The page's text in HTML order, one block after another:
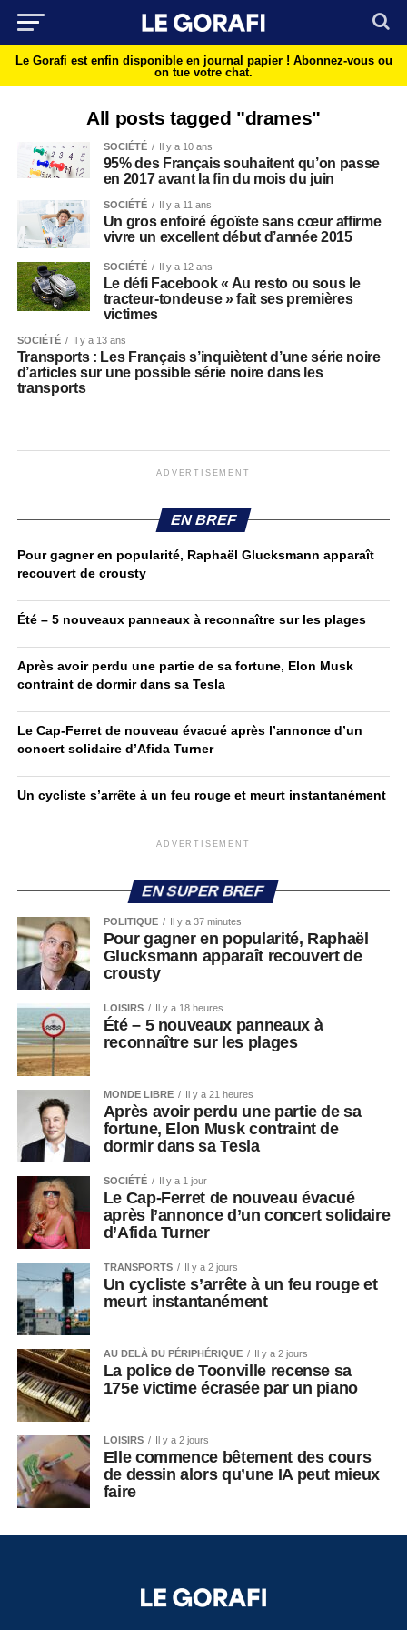
Le Gorafi est enfin disponible en journal papier ! Abonnez-vous ou
on tue votre chat.
All posts tagged "drames"
SOCIÉTÉ Il y a 10 ans
95% des Français souhaitent qu’on passe
en 2017 avant la fin du mois du juin
SOCIÉTÉ Il y a 11 ans
Un gros enfoiré égoïste sans cœur affirme
vivre un excellent début d’année 2015
SOCIÉTÉ Il y a 12 ans
Le défi Facebook « Au resto ou sous le
tracteur-tondeuse » fait ses premières
victimes
SOCIÉTÉ Il y a 13 ans
Transports : Les Français s’inquiètent d’une série noire
d’articles sur une possible série noire dans les
transports
ADVERTISEMENT
EN BREF
Pour gagner en popularité, Raphaël Glucksmann apparaît
recouvert de crousty
Été – 5 nouveaux panneaux à reconnaître sur les plages
Après avoir perdu une partie de sa fortune, Elon Musk
contraint de dormir dans sa Tesla
Le Cap-Ferret de nouveau évacué après l’annonce d’un
concert solidaire d’Afida Turner
Un cycliste s’arrête à un feu rouge et meurt instantanément
ADVERTISEMENT
EN SUPER BREF
POLITIQUE Il y a 37 minutes
Pour gagner en popularité, Raphaël
Glucksmann apparaît recouvert de
crousty
LOISIRS Il y a 18 heures
Été – 5 nouveaux panneaux à
reconnaître sur les plages
MONDE LIBRE Il y a 21 heures
Après avoir perdu une partie de sa
fortune, Elon Musk contraint de
dormir dans sa Tesla
SOCIÉTÉ Il y a 1 jour
Le Cap-Ferret de nouveau évacué
après l’annonce d’un concert solidaire
d’Afida Turner
TRANSPORTS Il y a 2 jours
Un cycliste s’arrête à un feu rouge et
meurt instantanément
AU DELÀ DU PÉRIPHÉRIQUE Il y a 2 jours
La police de Toonville recense sa
175e victime écrasée par un piano
LOISIRS Il y a 2 jours
Elle commence bêtement des cours
de dessin alors qu’une IA peut mieux
faire